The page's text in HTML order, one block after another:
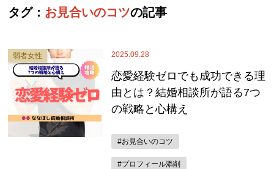
タグ： お見合いのコツの記事
2025.09.28
弱者女性
恋愛経験ゼロでも成功できる理
由とは？結婚相談所が語る7つ
の戦略と心構え
#お見合いのコツ
#プロフィール添削